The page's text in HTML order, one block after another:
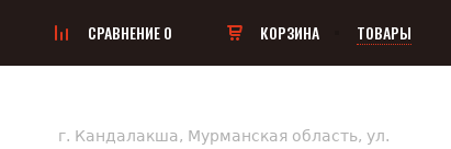
СРАВНЕНИЕ0 КОРЗИНА ТОВАРЫ
г. Кандалакша, Мурманская область, ул.